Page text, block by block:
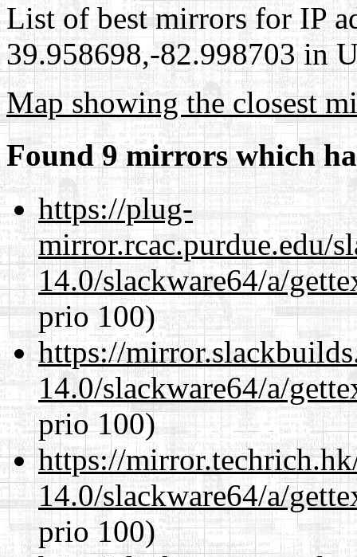
List of best mirrors for IP
39.958698,-82.998703 in
Map showing the closest
Found 9 mirrors which
https://plug-
mirror.rcac.purdue.edu/
14.0/slackware64/a/
prio 100)
https://
14.0/slackware64/a/
prio 100)
https://
14.0/slackware64/a/
prio 100)